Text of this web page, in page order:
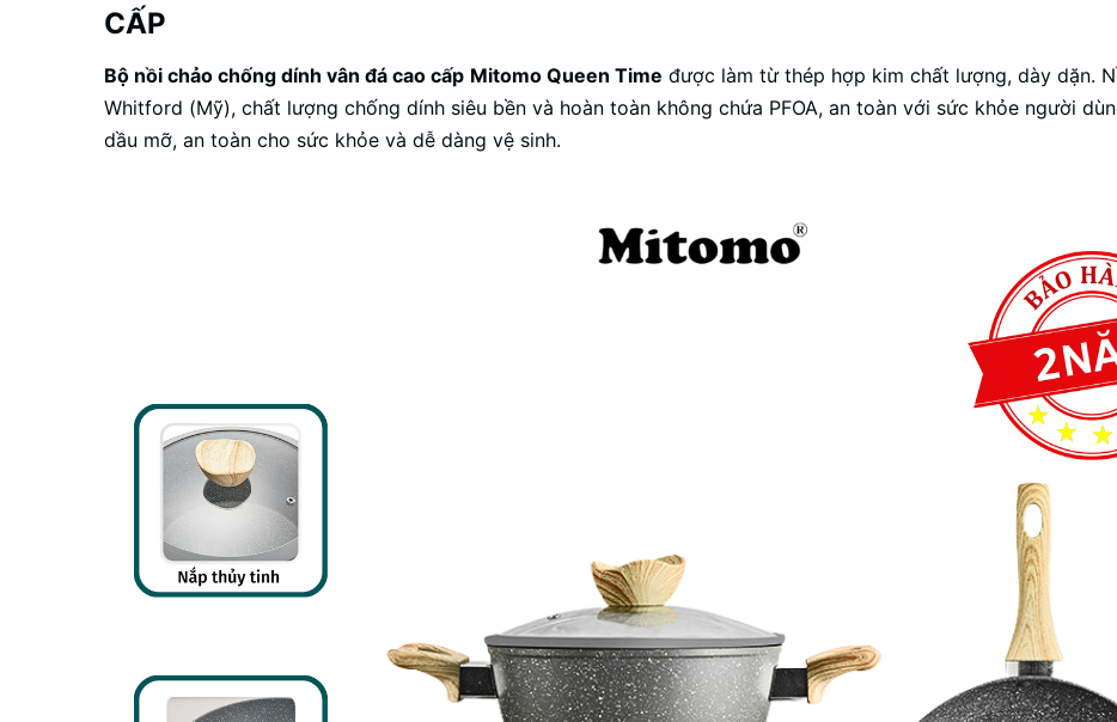
CẤP
Bộ nồi chảo chống dính vân đá cao cấp Mitomo Queen Time được làm từ thép hợp kim chất lượng, dày dặn.
Whitford (Mỹ), chất lượng chống dính siêu bền và hoàn toàn không chứa PFOA, an toàn với sức khỏe người
dầu mỡ, an toàn cho sức khỏe và dễ dàng vệ sinh.